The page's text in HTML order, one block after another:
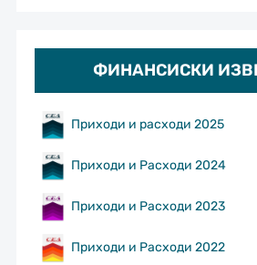
ФИНАНСИСКИ
Приходи и расходи 2025
Приходи и Расходи 2024
Приходи и Расходи 2023
Приходи и Расходи 2022